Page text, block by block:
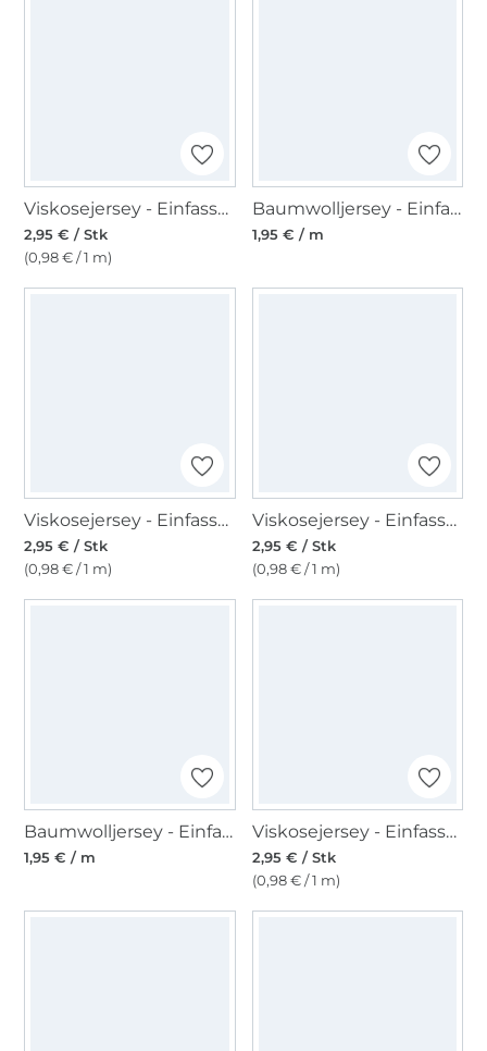
Viskosejersey - Einfassband 3m, malve
2,95 € / Stk
(0,98 € / 1 m)
Baumwolljersey - Einfassband quer, weiss
1,95 € / m
Viskosejersey - Einfassband 3m, blassblau
2,95 € / Stk
(0,98 € / 1 m)
Viskosejersey - Einfassband 3m, blassgrün
2,95 € / Stk
(0,98 € / 1 m)
Baumwolljersey - Einfassband quer, crème
1,95 € / m
Viskosejersey - Einfassband 3m, sand
2,95 € / Stk
(0,98 € / 1 m)